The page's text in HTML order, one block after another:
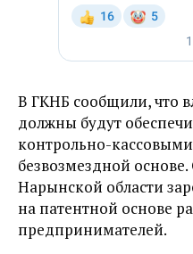
В ГКНБ сообщили, что
должны будут
контрольно-
безвозмездной основе.
Нарынской области
на патентной основе
предпринимателей.